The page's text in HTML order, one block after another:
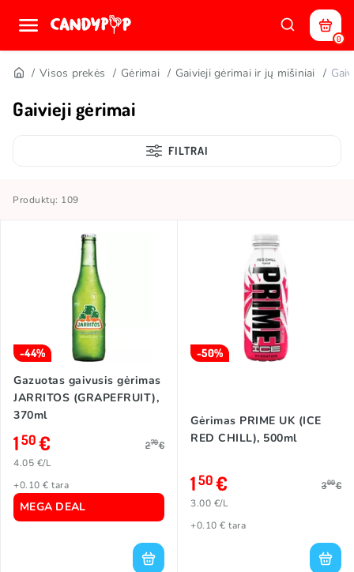
0
Visos prekės Gėrimai Gaivieji gėrimai ir jų mišiniai
Gaivieji gėrimai
FILTRAI
Produktų: 109
-44%
MEGA DEAL
Gazuotas gaivusis gėrimas
JARRITOS (GRAPEFRUIT),
370ml
150€ 270€
4.05 €/L
+0.10 € tara
-50%
Gėrimas PRIME UK (ICE
RED CHILL), 500ml
150€ 300€
3.00 €/L
+0.10 € tara